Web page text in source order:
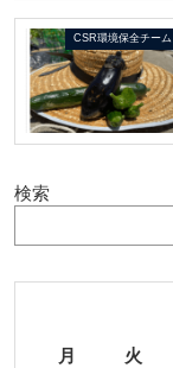
CSR環境保全チーム
検索
月 火